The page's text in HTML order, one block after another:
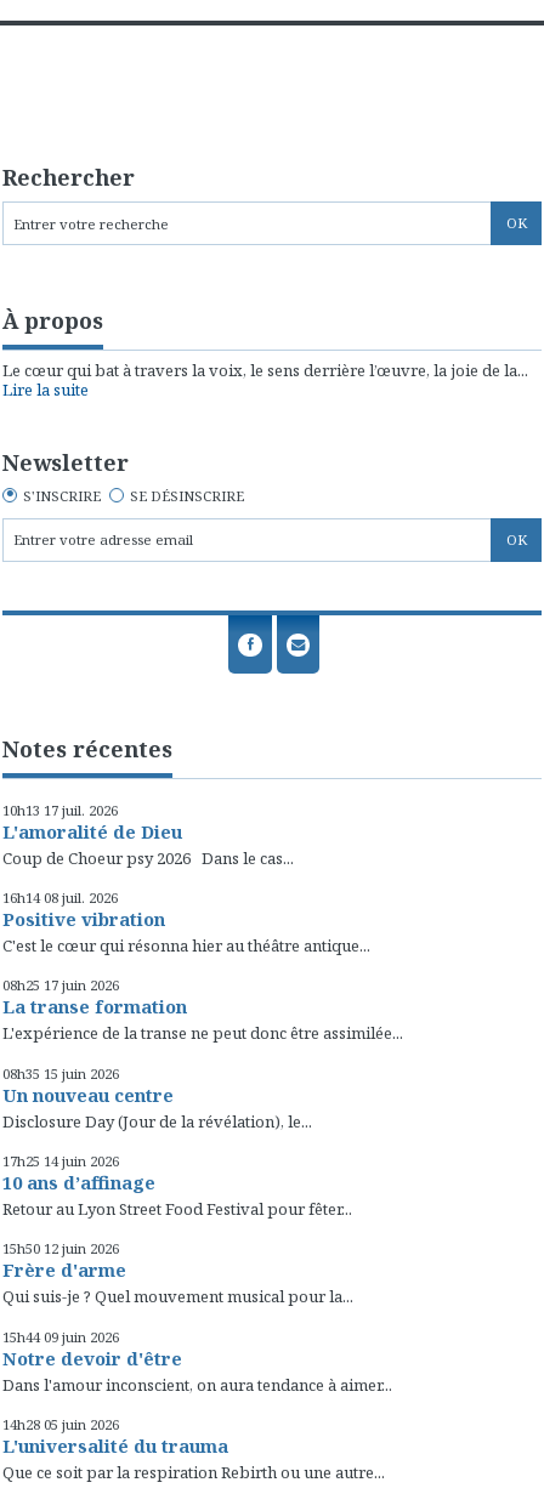
Rechercher
À propos
Le cœur qui bat à travers la voix, le sens derrière l’œuvre, la joie de la...
Lire la suite
Newsletter
S'INSCRIRE SE DÉSINSCRIRE
Notes récentes
10h13 17 juil. 2026
L'amoralité de Dieu
Coup de Choeur psy 2026 Dans le cas...
16h14 08 juil. 2026
Positive vibration
C'est le cœur qui résonna hier au théâtre antique...
08h25 17 juin 2026
La transe formation
L'expérience de la transe ne peut donc être assimilée...
08h35 15 juin 2026
Un nouveau centre
Disclosure Day (Jour de la révélation), le...
17h25 14 juin 2026
10 ans d’affinage
Retour au Lyon Street Food Festival pour fêter...
15h50 12 juin 2026
Frère d'arme
Qui suis-je ? Quel mouvement musical pour la...
15h44 09 juin 2026
Notre devoir d'être
Dans l'amour inconscient, on aura tendance à aimer...
14h28 05 juin 2026
L'universalité du trauma
Que ce soit par la respiration Rebirth ou une autre...